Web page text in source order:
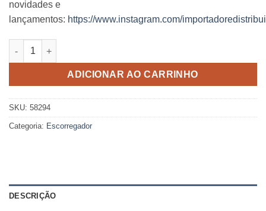
novidades e
lançamentos: https://www.instagram.com/
Escorregador Ilha Intex quantidade
ADICIONAR AO CARRINHO
SKU: 58294
Categoria: Escorregador
DESCRIÇÃO